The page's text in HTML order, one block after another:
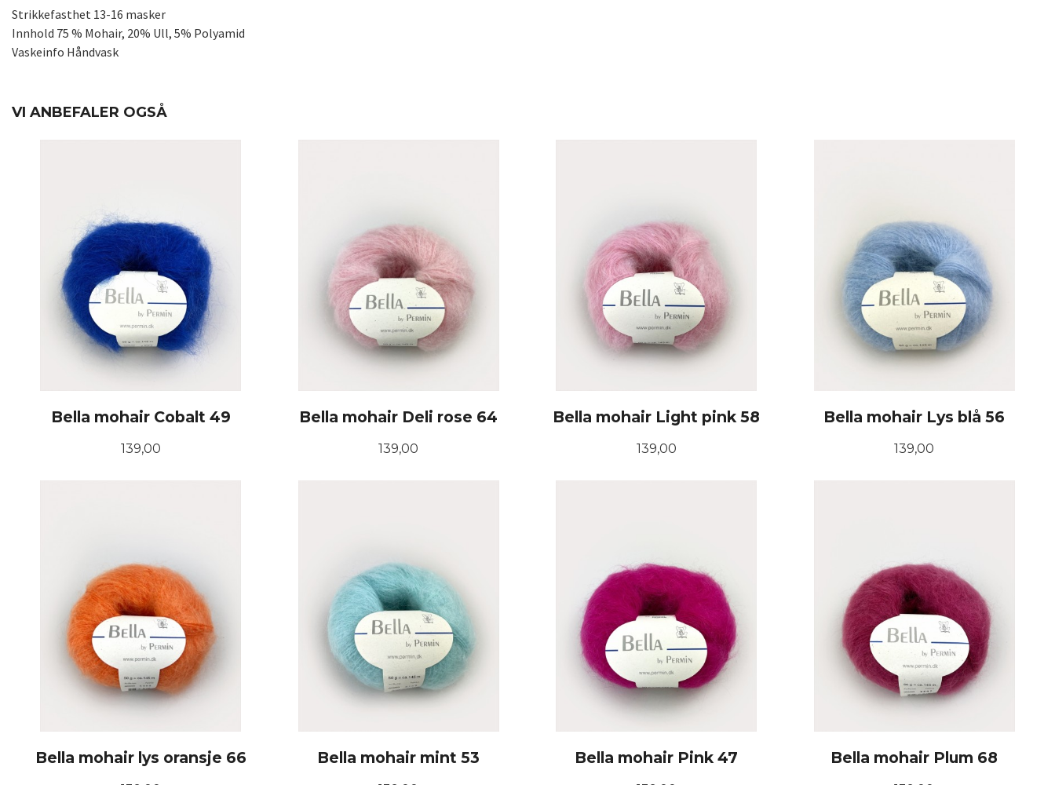
Strikkefasthet 13-16 masker
Innhold 75 % Mohair, 20% Ull, 5% Polyamid
Vaskeinfo Håndvask
VI ANBEFALER OGSÅ
Bella mohair Cobalt 49
Pris
139,00
Bella mohair Deli rose 64
Pris
139,00
Bella mohair Light pink 58
Pris
139,00
Bella mohair Lys blå 56
Pris
139,00
Bella mohair lys oransje 66 Bella mohair mint 53 Bella mohair Pink 47 Bella mohair Plum 68